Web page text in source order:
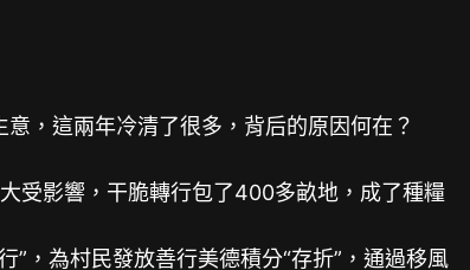
，這兩年冷清了很多，背后的原因何在？
受影響，干脆轉行包了400多畝地，成了種糧
為村民發放善行美德積分“存折”，通過移風